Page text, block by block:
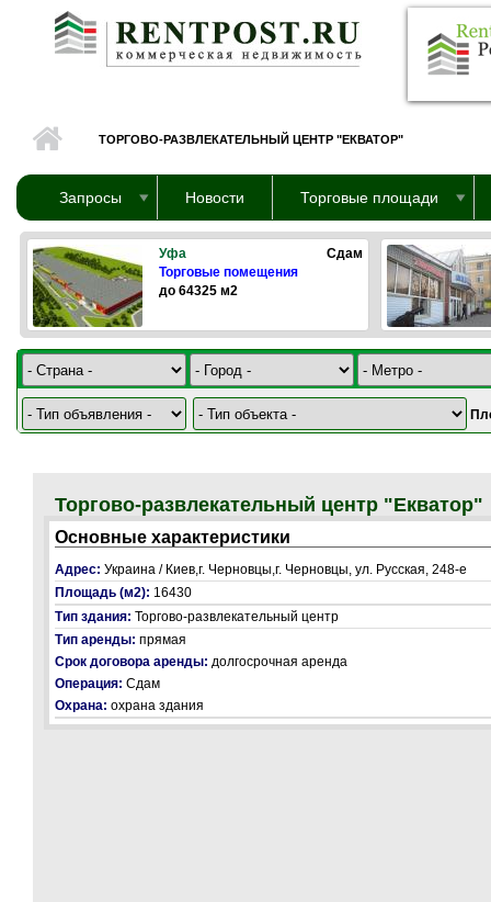
Перейти к основному содержанию
ТОРГОВО-РАЗВЛЕКАТЕЛЬНЫЙ ЦЕНТР "ЕКВАТОР"
Запросы Новости Торговые площади
Уфа
Сдам
Торговые помещения
до 64325 м2
Торгово-развлекательный центр "Екватор"
Основные характеристики
Адрес: Украина / Киев,г. Черновцы,г. Черновцы, ул. Русская, 248-е
Площадь (м2): 16430
Тип здания: Торгово-развлекательный центр
Тип аренды: прямая
Срок договора аренды: долгосрочная аренда
Операция: Сдам
Охрана: охрана здания